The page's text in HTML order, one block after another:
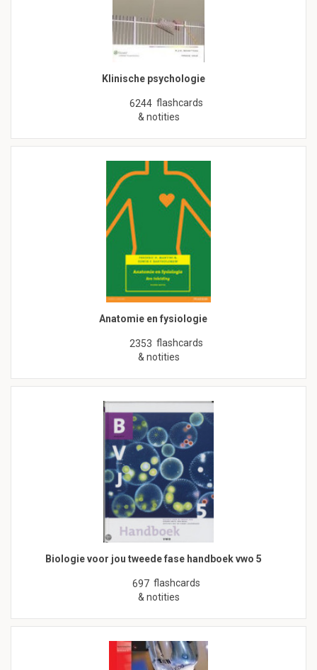
Klinische psychologie
6244 flashcards
& notities
Anatomie en fysiologie
2353 flashcards
& notities
Biologie voor jou tweede fase handboek vwo 5
697 flashcards
& notities